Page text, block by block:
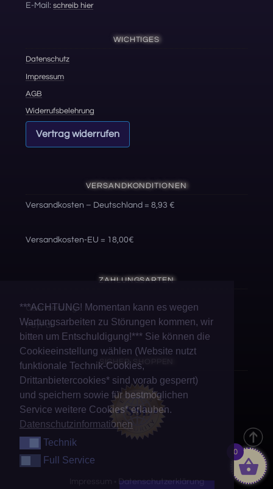
E-Mail:schreib hier
WICHTIGES
Datenschutz
Impressum
AGB
Widerrufsbelehrung
Vertrag widerrufen
VERSANDKONDITIONEN
Versandkosten – Deutschland = 8,93 €
Versandkosten-EU = 18,00€
ZAHLUNGSARTEN
Überweisung
PayPal
SICHER SHOPPEN
Impressum Datenschutzerklärung
0
***ACHTUNG! Momentan kann es wegen
Wartungsarbeiten zu Störungen kommen, wir
bitten um Entschuldigung!*** Sie können die
Cookieeinstellung wählen (Website nutzt
funktionale Technik-Cookies,
Drittanbietercookies* sind vorab gesperrt)
und speichern sowie für bestmöglichen
Service weitere Cookies* erlauben.
Datenschutzinformationen
TechnikTechnik
Full ServiceFull Service